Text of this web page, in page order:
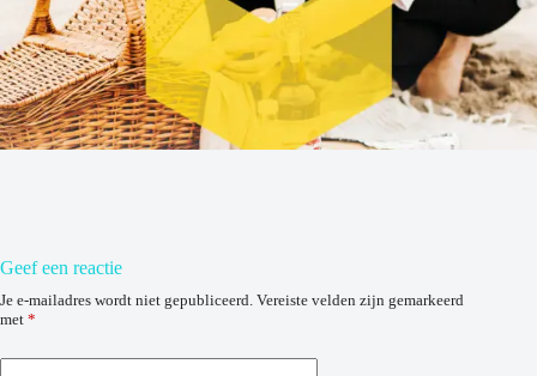
Geef een reactie
Je e-mailadres wordt niet gepubliceerd. Vereiste velden zijn gemarkeerd
met *